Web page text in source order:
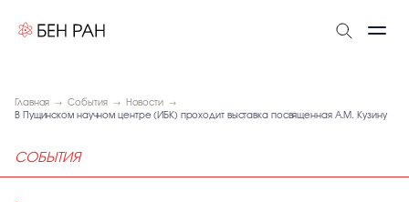
Главная События
Новости
В Пущинском научном центре (ИБК) проходит выставка посвященная А.М. Кузину
СОБЫТИЯ